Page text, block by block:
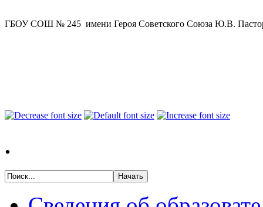
ГБОУ СОШ № 245 имени Героя Советского Союза Ю.В.
.